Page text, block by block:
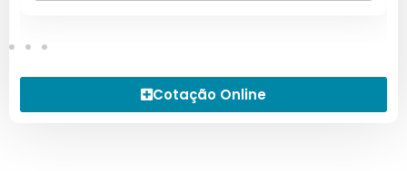
Cotação Online